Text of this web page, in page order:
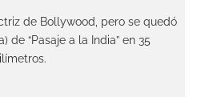
de Bollywood, pero se quedó
de “Pasaje a la India” en 35